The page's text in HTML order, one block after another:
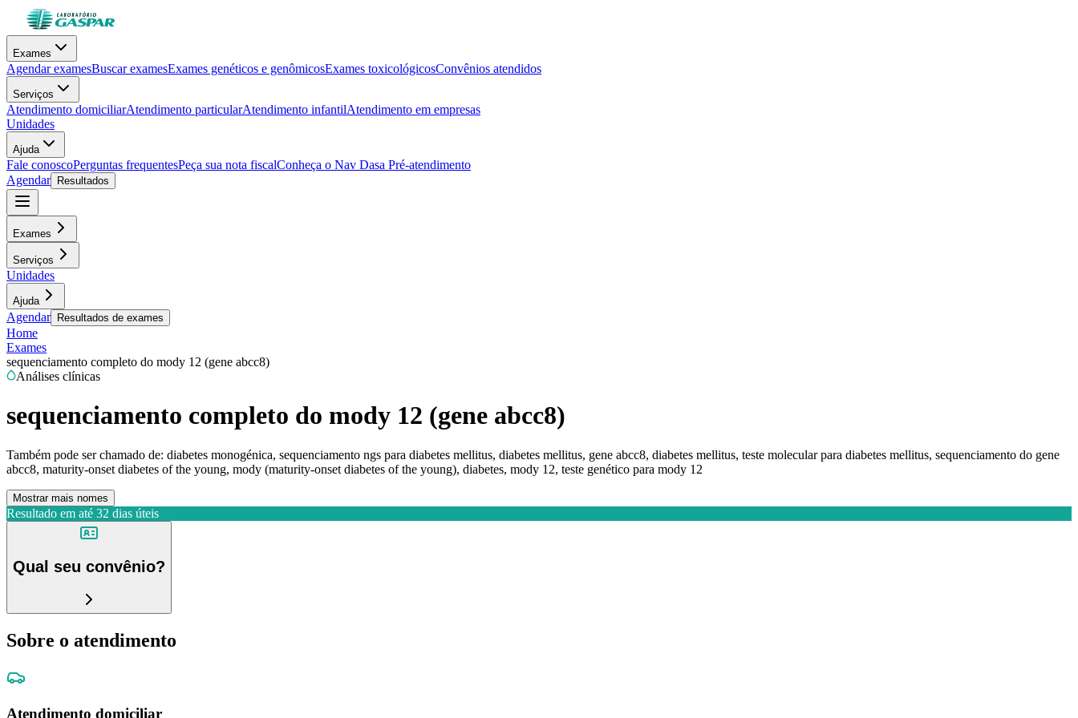
Exames
Agendar examesBuscar examesExames genéticos e genômicosExames toxicológicosConvênios atendidos
Serviços
Atendimento domiciliarAtendimento particularAtendimento infantilAtendimento em empresas
Unidades
Ajuda
Fale conoscoPerguntas frequentesPeça sua nota fiscalConheça o Nav Dasa Pré-atendimento
Agendar
Resultados
Exames
Serviços
Unidades
Ajuda
Agendar Resultados de exames
Home
Exames
sequenciamento completo do mody 12 (gene abcc8)
Análises clínicas
sequenciamento completo do mody 12 (gene abcc8)
Também pode ser chamado de: diabetes monogénica, sequenciamento ngs para diabetes mellitus, diabetes mellitus, gene abcc8, diabetes mellitus, teste molecular para diabetes mellitus, sequenciamento do gene
abcc8, maturity-onset diabetes of the young, mody (maturity-onset diabetes of the young), diabetes, mody 12, teste genético para mody 12
Mostrar mais nomes
Resultado em até 32 dias úteis
Qual seu convênio?
Sobre o atendimento
Atendimento domiciliar